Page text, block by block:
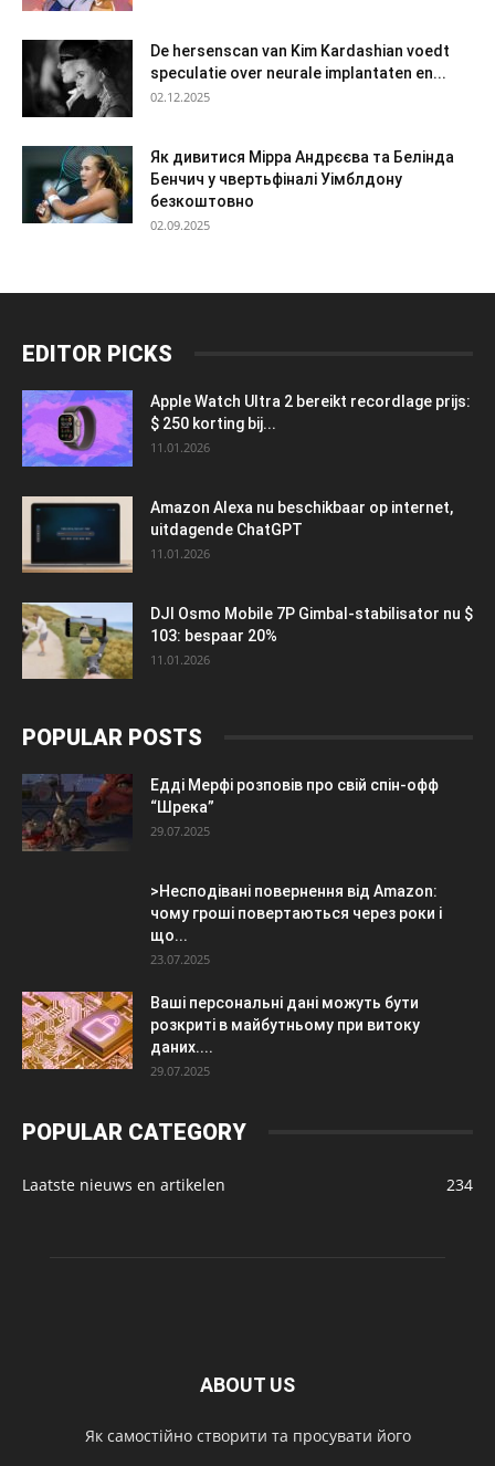
De hersenscan van Kim Kardashian voedt
speculatie over neurale implantaten en...
02.12.2025
Як дивитися Мірра Андрєєва та Белінда
Бенчич у чвертьфіналі Уімблдону
безкоштовно
02.09.2025
EDITOR PICKS
Apple Watch Ultra 2 bereikt recordlage prijs:
$ 250 korting bij...
11.01.2026
Amazon Alexa nu beschikbaar op internet,
uitdagende ChatGPT
11.01.2026
DJI Osmo Mobile 7P Gimbal-stabilisator nu $
103: bespaar 20%
11.01.2026
POPULAR POSTS
Едді Мерфі розповів про свій спін-офф
“Шрека”
29.07.2025
>Несподівані повернення від Amazon:
чому гроші повертаються через роки і
що...
23.07.2025
Ваші персональні дані можуть бути
розкриті в майбутньому при витоку
даних....
29.07.2025
POPULAR CATEGORY
Laatste nieuws en artikelen 234
ABOUT US
Як самостійно створити та просувати його